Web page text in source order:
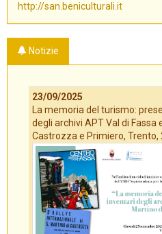
http://san.beniculturali.it
Notizie
23/09/2025
La memoria del turismo:
degli archivi APT Val di Fassa
Castrozza e Primiero,